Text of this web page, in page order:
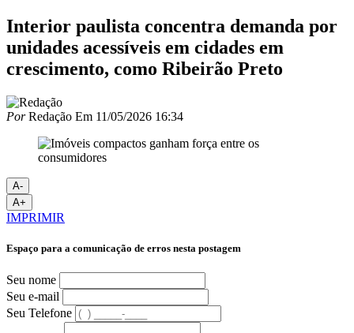
Interior paulista concentra demanda por
unidades acessíveis em cidades em
crescimento, como Ribeirão Preto
PorRedação Em 11/05/2026 16:34
A-
A+
IMPRIMIR
Espaço para a comunicação de erros nesta postagem
Seu nome
Seu e-mail
Seu Telefone